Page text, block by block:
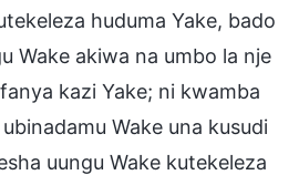
huduma Yake, bado
Wake akiwa na umbo la nje
kazi Yake; ni kwamba
Wake una kusudi
uungu Wake kutekeleza